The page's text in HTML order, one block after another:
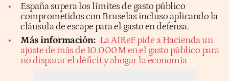
España supera los límites de gasto público
comprometidos con Bruselas incluso aplicando la
cláusula de escape para el gasto en defensa.
Más información: La AIReF pide a Hacienda un
ajuste de más de 10.000M en el gasto público para
no disparar el déficit y ahogar la economía